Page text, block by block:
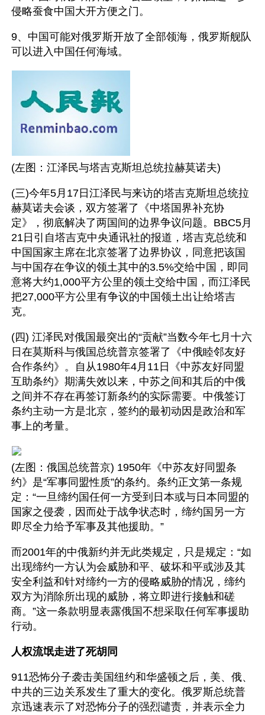
侵略蚕食中国大开方便之门。
9、中国可能对俄罗斯开放了全部领海，俄罗斯舰队
可以进入中国任何海域。
(左图：江泽民与塔吉克斯坦总统拉赫莫诺夫)
(三)今年5月17日江泽民与来访的塔吉克斯坦总统拉
赫莫诺夫会谈，双方签署了《中塔国界补充协
定》，彻底解决了两国间的边界争议问题。BBC5月
21日引自塔吉克中央通讯社的报道，塔吉克总统和
中国国家主席在北京签署了边界协议，同意把该国
与中国存在争议的领土其中的3.5%交给中国，即同
意将大约1,000平方公里的领土交给中国，而江泽民
把27,000平方公里有争议的中国领土出让给塔吉
克。
(四) 江泽民对俄国最突出的“贡献”当数今年七月十六
日在莫斯科与俄国总统普京签署了《中俄睦邻友好
合作条约》。自从1980年4月11日《中苏友好同盟
互助条约》期满失效以来，中苏之间和其后的中俄
之间并不存在再签订新条约的实际需要。中俄签订
条约主动一方是北京，签约的最初动因是政治和军
事上的考量。
(左图：俄国总统普京) 1950年《中苏友好同盟条
约》是“军事同盟性质”的条约。条约正文第一条规
定：“一旦缔约国任何一方受到日本或与日本同盟的
国家之侵袭，因而处于战争状态时，缔约国另一方
即尽全力给予军事及其他援助。”
而2001年的中俄新约并无此类规定，只是规定：“如
出现缔约一方认为会威胁和平、破坏和平或涉及其
安全利益和针对缔约一方的侵略威胁的情况，缔约
双方为消除所出现的威胁，将立即进行接触和磋
商。”这一条款明显表露俄国不想采取任何军事援助
行动。
人权流氓走进了死胡同
911恐怖分子袭击美国纽约和华盛顿之后，美、俄、
中共的三边关系发生了重大的变化。俄罗斯总统普
京迅速表示了对恐怖分子的强烈谴责，并表示全力